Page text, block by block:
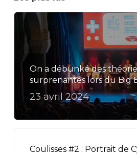
On a débunké des
surprenantes lors du Big
23 avril 2024
Coulisses #2 : Portrait de